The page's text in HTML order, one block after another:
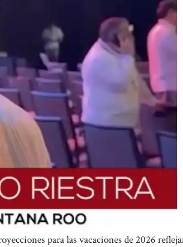
para las vacaciones de 2026